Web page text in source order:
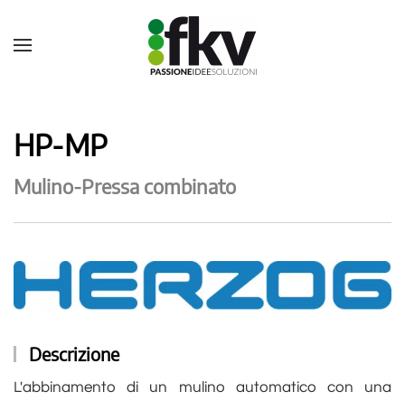
HP-MP
Mulino-Pressa combinato
Descrizione
L'abbinamento di un mulino automatico con una